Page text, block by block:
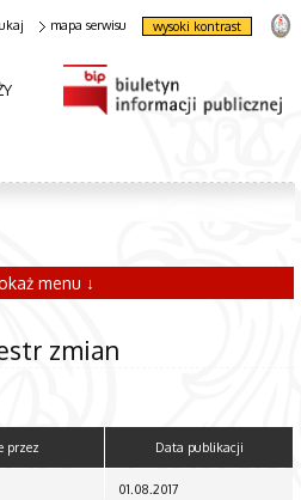
mapa serwisu wysoki kontrast
menu ↓
zmian
przez Data publikacji
01.08.2017